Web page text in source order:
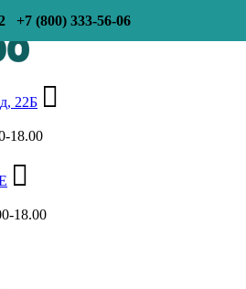
+7 (800) 333-56-06
22Б
18.00
18.00